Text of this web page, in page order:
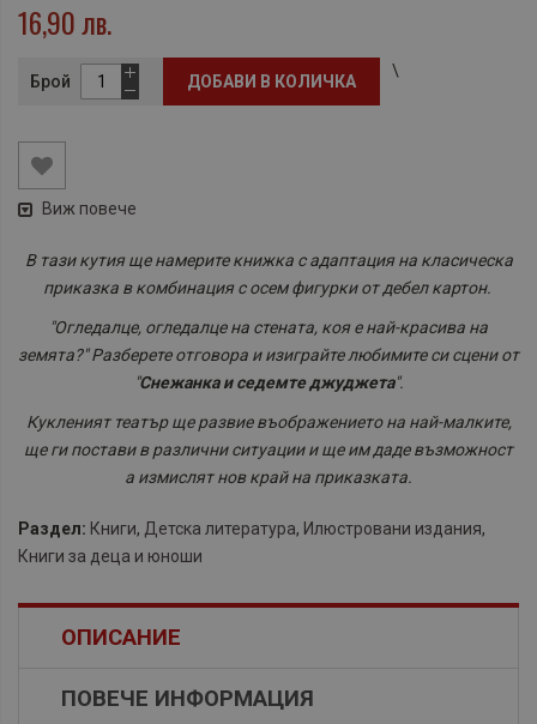
16,90 лв.
Брой ДОБАВИ В КОЛИЧКА
\
Виж повече
В тази кутия ще намерите книжка с адаптация на класическа
приказка в комбинация с осем фигурки от дебел картон.
"Огледалце, огледалце на стената, коя е най-красива на
земята?" Разберете отговора и изиграйте любимите си сцени от
"Снежанка и седемте джуджета".
Кукленият театър ще развие въображението на най-малките,
ще ги постави в различни ситуации и ще им даде възможност
а измислят нов край на приказката.
Раздел: Книги, Детска литература, Илюстровани издания,
Книги за деца и юноши
ОПИСАНИЕ
ПОВЕЧЕ ИНФОРМАЦИЯ